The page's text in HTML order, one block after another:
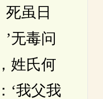
死虽日
无毒问
姓氏何
‘我父我